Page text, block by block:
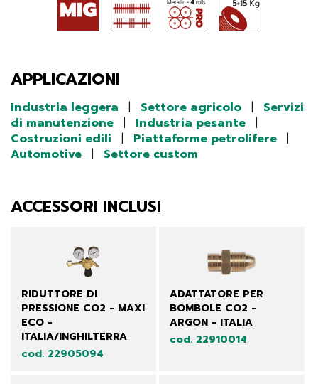
APPLICAZIONI
Industria leggera | Settore agricolo |
Servizi
di manutenzione | Industria pesante |
Costruzioni edili
| Piattaforme petrolifere |
Automotive | Settore custom
ACCESSORI INCLUSI
RIDUTTORE DI
PRESSIONE CO2 - MAXI
ECO -
ITALIA/INGHILTERRA
cod. 22905094
ADATTATORE PER
BOMBOLE CO2 -
ARGON - ITALIA
cod. 22910014